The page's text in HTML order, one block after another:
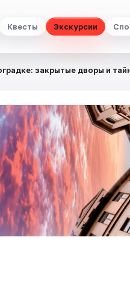
Квесты Экскурсии
закрытые дворы и